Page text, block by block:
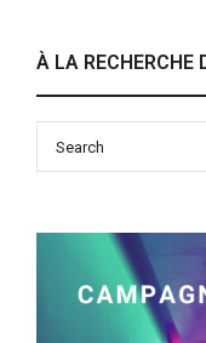
À LA RECHERCHE